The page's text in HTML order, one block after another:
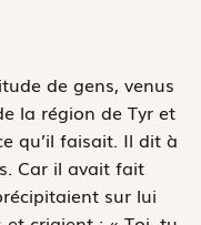
de gens, venus
la région de Tyr et
qu’il faisait. Il dit à
Car il avait fait
sur lui